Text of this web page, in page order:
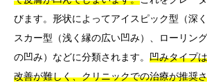
びます。形状によってアイスピック型（深
スカー型（浅く縁の広い凹み）、ローリン
の凹み）などに分類されます。 凹みタイプ
改善が難しく、クリニックでの治療が推奨